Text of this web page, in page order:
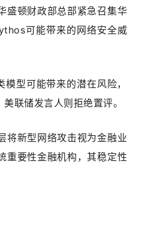
盛顿财政部总部紧急召集华
可能带来的网络安全威
型可能带来的潜在风险，
联储发言人则拒绝置评。
将新型网络攻击视为金融业
重要性金融机构，其稳定性